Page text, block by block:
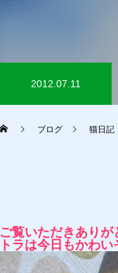
2012.07.11
ブログ 猫日記
ご覧いただきあり
トラは今日もかわ